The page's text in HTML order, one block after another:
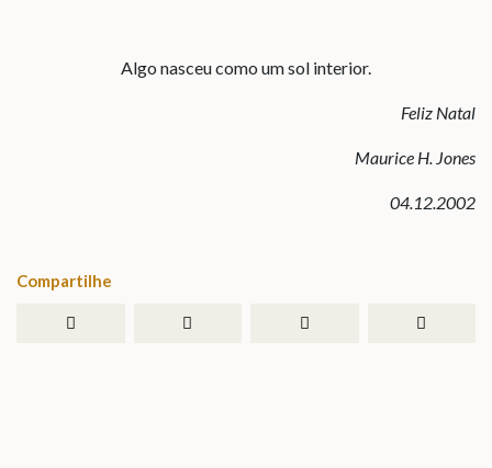
Algo nasceu como um sol interior.
Feliz Natal
Maurice H. Jones
04.12.2002
Compartilhe